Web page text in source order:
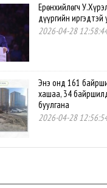
Ерөнхийлөгч
дүүргийн иргэдтэй
2026-04-28
Энэ онд 161
хашаа, 34
буулгана
2026-04-28
оролцох иргэдийн